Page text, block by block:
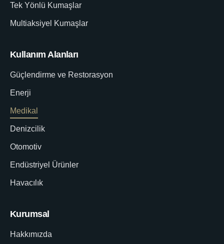
Tek Yönlü Kumaşlar
Multiaksiyel Kumaşlar
Kullanım Alanları
Güçlendirme ve Restorasyon
Enerji
Medikal
Denizcilik
Otomotiv
Endüstriyel Ürünler
Havacılık
Kurumsal
Hakkımızda